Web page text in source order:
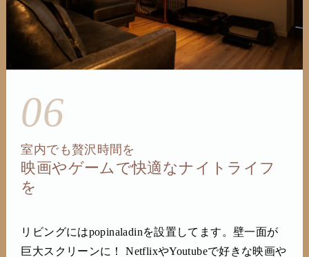
06
室内でも贅沢時間を
映画やゲームで快適なナイトライフ
を
リビングにはpopinaladinを設置してます。壁一面が
巨大スクリーンに！ NetflixやYoutubeで好きな映画や